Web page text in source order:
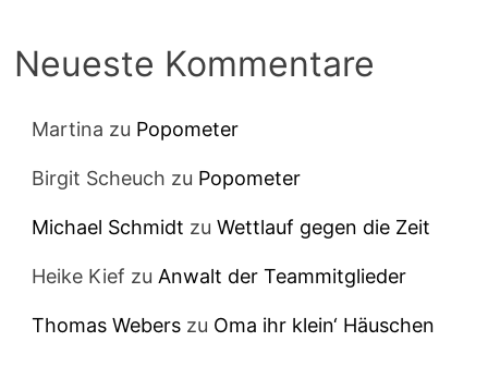
Neueste Kommentare
Martina zu Popometer
Birgit Scheuch zu Popometer
Michael Schmidt zuWettlauf gegen die Zeit
Heike Kief zu Anwalt der Teammitglieder
Thomas Webers zu Oma ihr klein‘ Häuschen